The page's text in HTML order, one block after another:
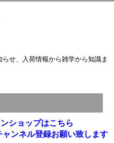
せ、入荷情報から雑学から知識ま
ショップはこちら
ンネル登録お願い致します